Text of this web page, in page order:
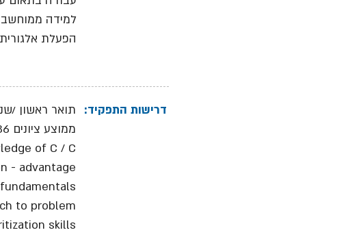
למידה
הפעלת
תואר ראשון /
ממוצע ציונים 86+ חובה.
of C / C++
- advantage.
to problem
skills.
דרישות התפקיד: